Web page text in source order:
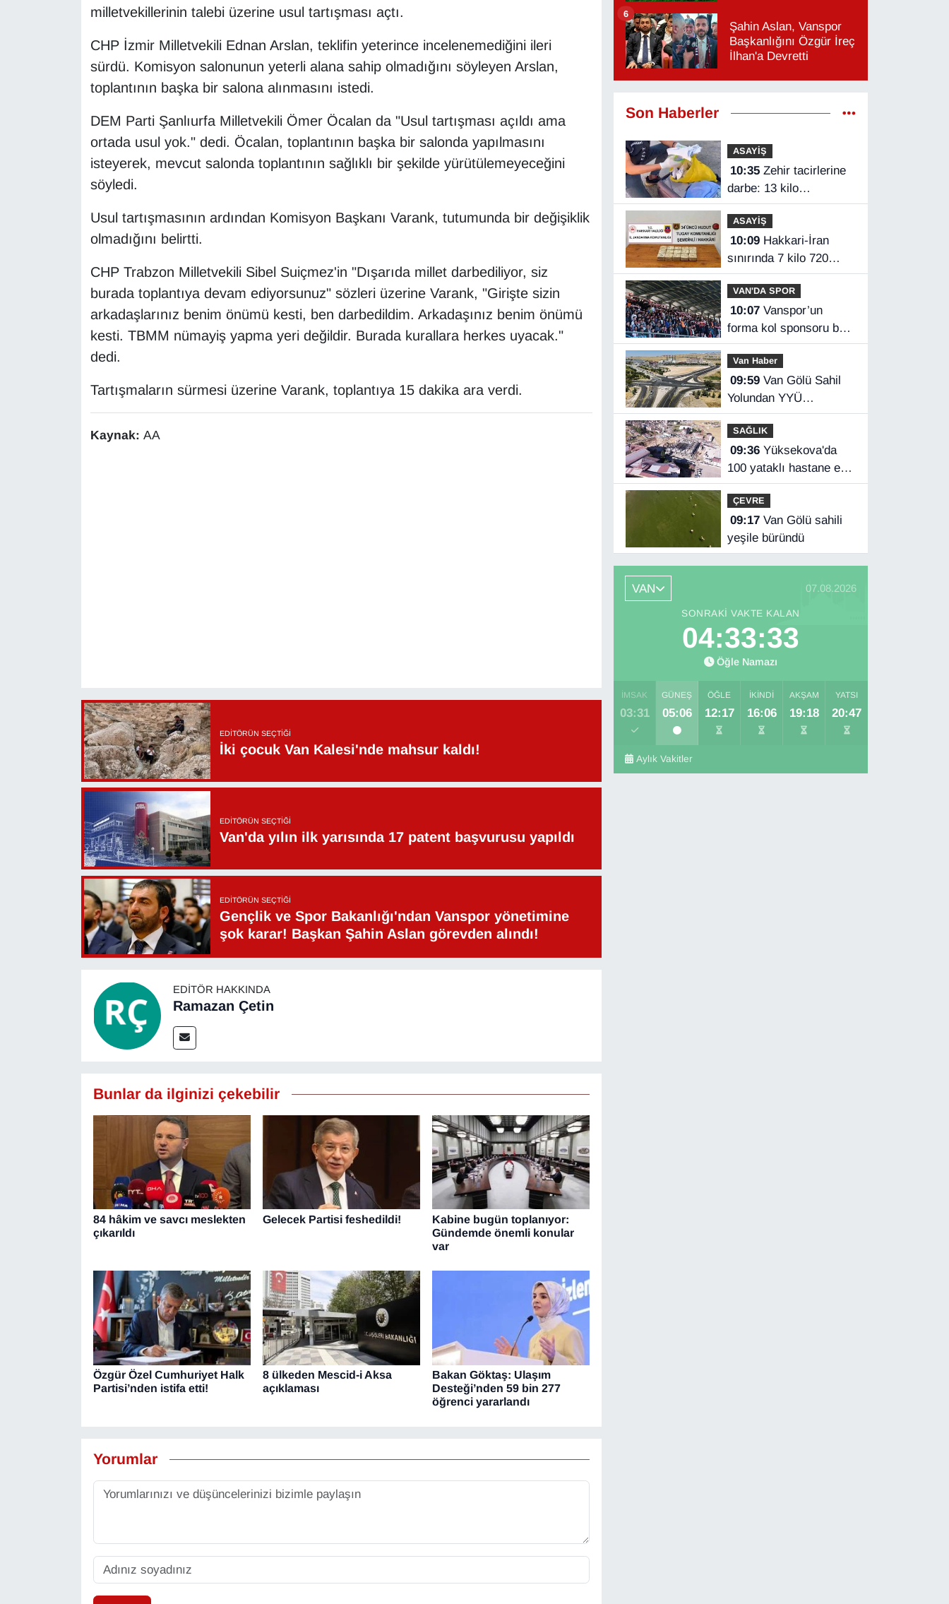
milletvekillerinin talebi üzerine usul tartışması açtı.
CHP İzmir Milletvekili Ednan Arslan, teklifin yeterince incelenemediğini ileri
sürdü. Komisyon salonunun yeterli alana sahip olmadığını söyleyen Arslan,
toplantının başka bir salona alınmasını istedi.
DEM Parti Şanlıurfa Milletvekili Ömer Öcalan da "Usul tartışması açıldı ama
ortada usul yok." dedi. Öcalan, toplantının başka bir salonda yapılmasını
isteyerek, mevcut salonda toplantının sağlıklı bir şekilde yürütülemeyeceğini
söyledi.
Usul tartışmasının ardından Komisyon Başkanı Varank, tutumunda bir değişiklik
olmadığını belirtti.
CHP Trabzon Milletvekili Sibel Suiçmez'in "Dışarıda millet darbediliyor, siz
burada toplantıya devam ediyorsunuz" sözleri üzerine Varank, "Girişte sizin
arkadaşlarınız benim önümü kesti, ben darbedildim. Arkadaşınız benim önümü
kesti. TBMM nümayiş yapma yeri değildir. Burada kurallara herkes uyacak."
dedi.
Tartışmaların sürmesi üzerine Varank, toplantıya 15 dakika ara verdi.
Kaynak: AA
EDITÖRÜN SEÇTIĞI
İki çocuk Van Kalesi'nde mahsur kaldı!
EDITÖRÜN SEÇTIĞI
Van'da yılın ilk yarısında 17 patent başvurusu yapıldı
EDITÖRÜN SEÇTIĞI
Gençlik ve Spor Bakanlığı'ndan Vanspor yönetimine
şok karar! Başkan Şahin Aslan görevden alındı!
EDITÖR HAKKINDA
Ramazan Çetin
Bunlar da ilginizi çekebilir
84 hâkim ve savcı meslekten
çıkarıldı
Gelecek Partisi feshedildi!
Kabine bugün toplanıyor:
Gündemde önemli konular
var
Özgür Özel Cumhuriyet Halk
Partisi’nden istifa etti!
8 ülkeden Mescid-i Aksa
açıklaması
Bakan Göktaş: Ulaşım
Desteği’nden 59 bin 277
öğrenci yararlandı
Yorumlar
Şahin Aslan, Vanspor
Başkanlığını Özgür İreç
İlhan'a Devretti
6
Son Haberler
ASAYİŞ
10:35Zehir tacirlerine
darbe: 13 kilo
metamfetamin ele
geçirildi
ASAYİŞ
10:09Hakkari-İran
sınırında 7 kilo 720
gram eroin ele geçirildi
VAN'DA SPOR
10:07Vanspor’un
forma kol sponsoru belli
oldu
Van Haber
09:59Van Gölü Sahil
Yolundan YYÜ
kampüsüne ulaşım
sağlandı
SAĞLIK
09:36Yüksekova'da
100 yataklı hastane ek
binası yükseliyor
ÇEVRE
09:17Van Gölü sahili
yeşile büründü
VAN 07.08.2026
SONRAKI VAKTE KALAN
04:33:32
Öğle Namazı
İMSAK
03:31
GÜNEŞ
05:06
ÖĞLE
12:17
İKINDI
16:06
AKŞAM
19:18
YATSI
20:47
Aylık Vakitler
MAGAZİN
ONE EKONOMİ
POLİTİKA
RÖPORTAJ
Sinema - TV